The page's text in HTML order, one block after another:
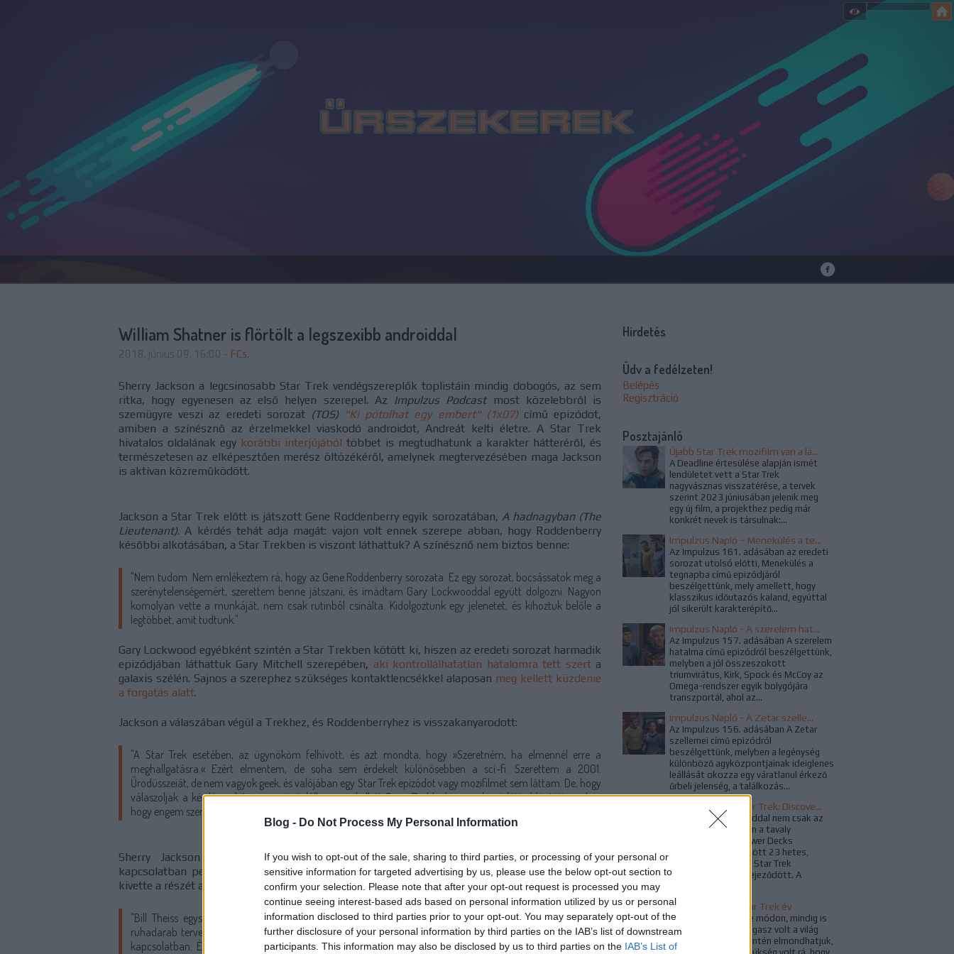
Blog - Do Not Process My Personal Information
If you wish to opt-out of the sale, sharing to third parties, or processing of your personal or
sensitive information for targeted advertising by us, please use the below opt-out section to
confirm your selection. Please note that after your opt-out request is processed you may
continue seeing interest-based ads based on personal information utilized by us or personal
information disclosed to third parties prior to your opt-out. You may separately opt-out of the
further disclosure of your personal information by third parties on the IAB’s list of downstream
participants. This information may also be disclosed by us to third parties on the IAB’s List of
William Shatner is flörtölt a legszexibb androiddal
FCs.
Sherry Jackson a legcsinosabb Star Trek vendégszereplők toplistáin mindig dobogós, az sem
ritka, hogy egyenesen az első helyen szerepel. Az Impulzus Podcastmost közelebbről is
szemügyre veszi az eredeti sorozat (TOS) "Ki pótolhat egy embert" (1x07)című epizódot,
amiben a színésznő az érzelmekkel viaskodó androidot, Andreát kelti életre. A Star Trek
hivatalos oldalának egy korábbi interjújából többet is megtudhatunk a karakter hátteréről, és
természetesen az elképesztően merész öltözékéről, amelynek megtervezésében maga Jackson
is aktívan közreműködött.
Jackson a Star Trek előtt is játszott Gene Roddenberry egyik sorozatában, A hadnagyban (The
Lieutenant). A kérdés tehát adja magát: vajon volt ennek szerepe abban, hogy Roddenberry
későbbi alkotásában, a Star Trekben is viszont láthattuk? A színésznő nem biztos benne:
"Nem tudom. Nem emlékeztem rá, hogy az Gene Roddenberry sorozata. Ez egy sorozat, bocsássatok meg a
szerénytelenségemért, szerettem benne játszani, és imádtam Gary Lockwooddal együtt dolgozni. Nagyon
komolyan vette a munkáját, nem csak rutinból csinálta. Kidolgoztunk egy jelenetet, és kihoztuk belőle a
legtöbbet, amit tudtunk."
Gary Lockwood egyébként szintén a Star Trekben kötött ki, hiszen az eredeti sorozat harmadik
epizódjában láthattuk Gary Mitchell szerepében, aki kontrollálhatatlan hatalomra tett szerta
galaxis szélén. Sajnos a szerephez szükséges kontaktlencsékkel alaposan meg kellett küzdenie
a forgatás alatt.
Jackson a válaszában végül a Trekhez, és Roddenberryhez is visszakanyarodott:
"A Star Trek esetében, az ügynököm felhívott, és azt mondta, hogy »Szeretném, ha elmennél erre a
meghallgatásra.« Ezért elmentem, de soha sem érdekelt különösebben a sci-fi. Szerettem a 2001:
Űrodüsszeiát, de nem vagyok geek, és valójában egy Star Trek epizódot vagy mozifilmet sem láttam. De, hogy
válaszoljak a kérdésre, háromszor is találkoznom kellett Gene Roddenberry-vel, mielőtt eldöntötte volna,
hogy engem szeretne a Star Trekben."
Sherry Jackson ruhája túlzás nélkül felejthetetlennek nevezhető az epizódban, ezzel
kapcsolatban pedig meg is osztotta, hogy a jelmeztervező William Ware Theiss mellett ő is
kivette a részét az egyedi öltözék megalkotásában:
"Bill Theiss egyszerűen csodálatos volt. Bill és Gene Roddenberry és én... mindhárman részt vettünk a
ruhadarab tervezésében. Olyan volt, mint egy mérnöki munka, hogy működjön. Tudok néhány sztorit ezzel
kapcsolatban. Én találtam ki a lábrésznél a hasítást elöl. Csak 162 centi vagyok, magasabbnak akartam
Hirdetés
Üdv a fedélzeten!
Belépés
Regisztráció
Posztajánló
Újabb Star Trek mozifilm van a láthatáron, ezúttal a WandaVision rendezője kapta a projektet
A Deadline értesülése alapján ismét
lendületet vett a Star Trek
nagyvásznas visszatérése, a tervek
szerint 2023 júniusában jelenik meg
egy új film, a projekthez pedig már
konkrét nevek is társulnak:...
Impulzus Napló – Menekülés a tegnapba
Az Impulzus 161. adásában az eredeti
sorozat utolsó előtti, Menekülés a
tegnapba című epizódjáról
beszélgettünk, mely amellett, hogy
klasszikus időutazós kaland, egyúttal
jól sikerült karakterépítő...
Impulzus Napló - A szerelem hatalma
Az Impulzus 157. adásában A szerelem
hatalma című epizódról beszélgettünk,
melyben a jól összeszokott
triumvirátus, Kirk, Spock és McCoy az
Omega-rendszer egyik bolygójára
transzportál, ahol az...
Impulzus Napló - A Zetar szellemei
Az Impulzus 156. adásában A Zetar
szellemei című epizódról
beszélgettünk, melyben a legénység
különböző agyközpontjainak ideiglenes
leállását okozza egy váratlanul érkező
űrbeli jelenség, a találkozás...
Befejeződött a Star Trek: Discovery harmadik évada
A szezonzáró epizóddal nem csak az
aktuális évad, hanem a tavaly
augusztusban, a Lower Decks
premierjével kezdődött 23 hetes,
megszakítás nélküli Star Trek
műsorfolyam is befejeződött. A
A legszínesebb Star Trek év
A Star Trek többféle módon, mindig is
egyfajta válasz és vigasz volt a világ
problémáira, és őszintén elmondhatjuk,